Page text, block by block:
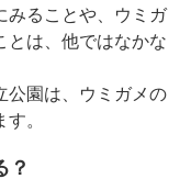
みることや、ウミガ
とは、他ではなかな
公園は、ウミガメの
。
？